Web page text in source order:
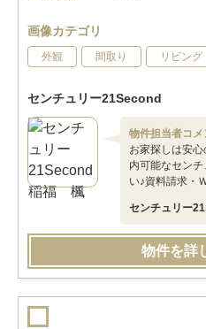
画像カテゴリ
外観 間取り リビング
センチュリー21Second
物件担当者コメ
お家探しは安
内可能なセン
い♪資料請求・
センチュリー
物件を詳